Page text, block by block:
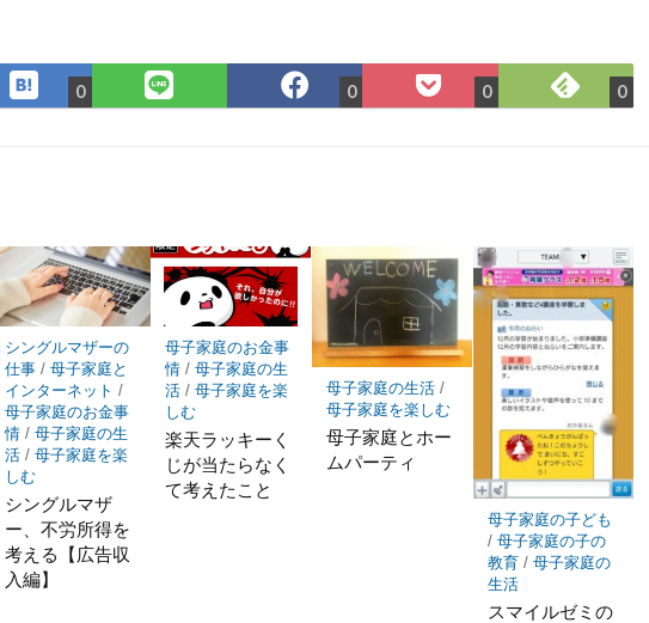
は
て
マ
ー
ク
に
保
存
0
で
Facebook
で
0
Pocket
に
0
Feedly
で
0
シングルマザーの
仕事/ 母子家庭と
インターネット /
母子家庭のお金事
情/ 母子家庭の生
活/ 母子家庭を楽
しむ
シングルマザ
ー、不労所得を
考える【広告収
入編】
母子家庭のお金事
情 /母子家庭の生
活 /母子家庭を楽
しむ
楽天ラッキーく
じが当たらなく
て考えたこと
母子家庭の生活 /
母子家庭を楽しむ
母子家庭とホー
ムパーティ
母子家庭の子ども
/ 母子家庭の子の
教育/ 母子家庭の
生活
スマイルゼミの